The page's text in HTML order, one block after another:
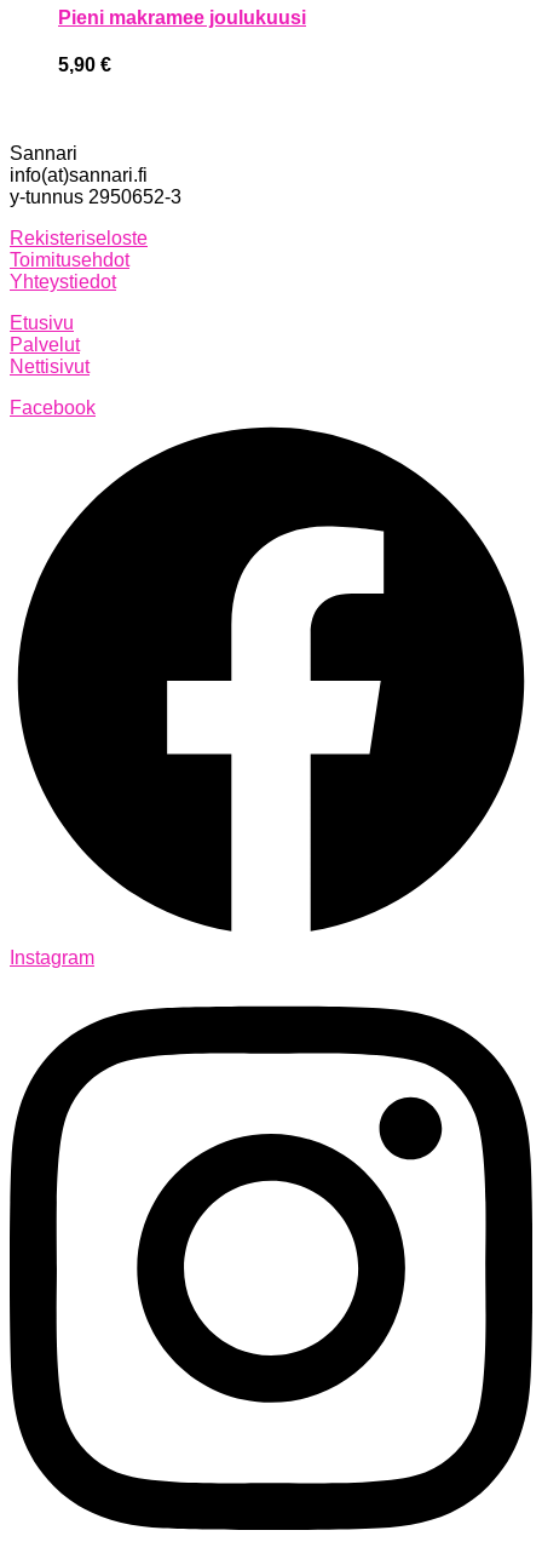
Pieni makramee joulukuusi
5,90 €
Sannari
info(at)sannari.fi
y-tunnus 2950652-3
Rekisteriseloste
Toimitusehdot
Yhteystiedot
Etusivu
Palvelut
Nettisivut
Facebook
Instagram